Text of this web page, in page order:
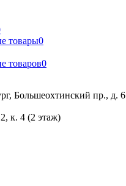
товары0
товаров0
Большеохтинский пр., д. 6
к. 4 (2 этаж)